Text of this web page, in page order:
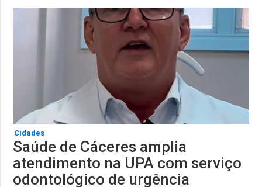
Cidades
Saúde de Cáceres amplia
atendimento na UPA com serviço
odontológico de urgência